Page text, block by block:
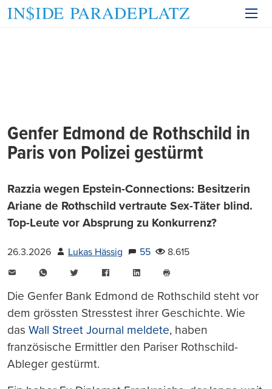
Genfer Edmond de Rothschild in
Paris von Polizei gestürmt
Razzia wegen Epstein-Connections: Besitzerin
Ariane de Rothschild vertraute Sex-Täter blind.
Top-Leute vor Absprung zu Konkurrenz?
26.3.2026 Lukas Hässig 55
8.615
WhatsAppTwitter FacebookLinkedIn
drucken
Die Genfer Bank Edmond de Rothschild steht vor
dem grössten Stresstest ihrer Geschichte. Wie
das Wall Street Journal meldete, haben
französische Ermittler den Pariser Rothschild-
Ableger gestürmt.